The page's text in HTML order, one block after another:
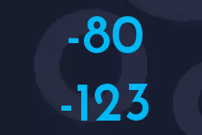
-80
-123